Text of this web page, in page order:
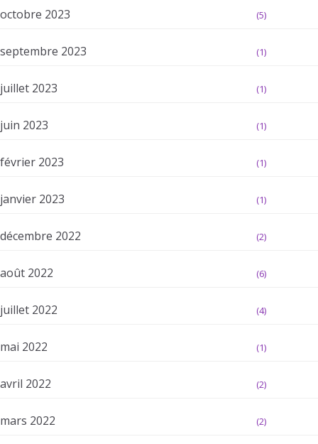
octobre 2023 (5)
septembre 2023 (1)
juillet 2023 (1)
juin 2023 (1)
février 2023 (1)
janvier 2023 (1)
décembre 2022 (2)
août 2022 (6)
juillet 2022 (4)
mai 2022 (1)
avril 2022 (2)
mars 2022 (2)